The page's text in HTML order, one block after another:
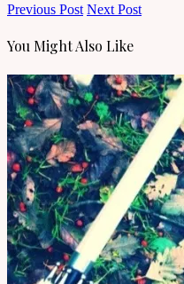
Previous Post Next Post
You Might Also Like